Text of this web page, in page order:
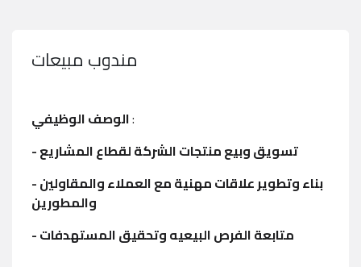
مندوب مبيعات
:
- تسويق وبيع منتجات الشركة لقطاع المشاريع
- بناء وتطوير علاقات مهنية مع العملاء والمقاولين
والمطورين
- متابعة الفرص البيعيه وتحقيق المستهدفات